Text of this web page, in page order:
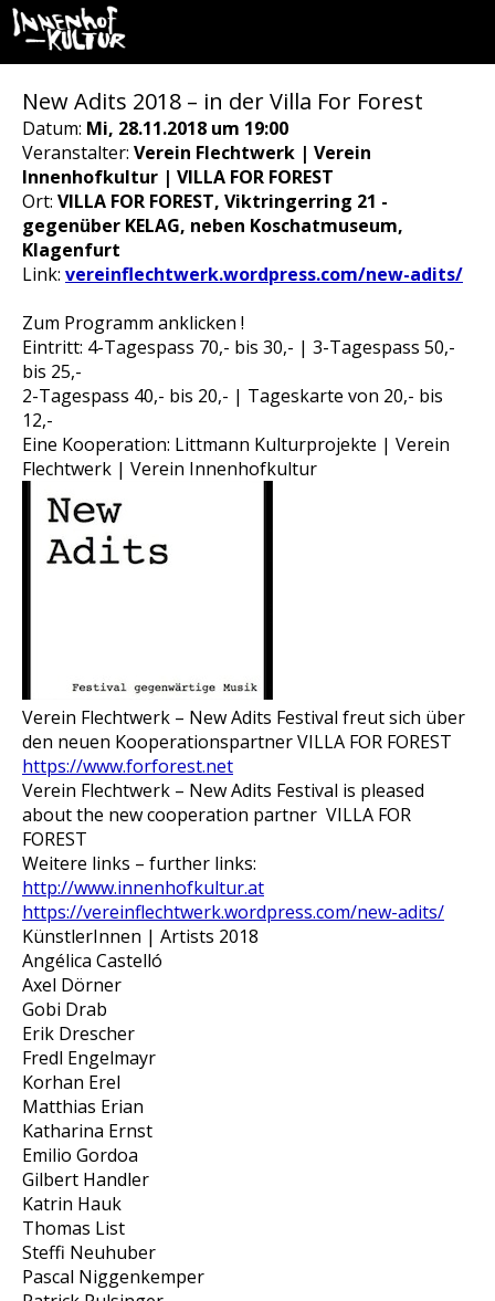
New Adits 2018 – in der Villa For Forest
Datum: Mi, 28.11.2018 um 19:00
Veranstalter: Verein Flechtwerk | Verein
Innenhofkultur | VILLA FOR FOREST
Ort: VILLA FOR FOREST, Viktringerring 21 -
gegenüber KELAG, neben Koschatmuseum,
Klagenfurt
Link: vereinflechtwerk.wordpress.com/new-adits/
Zum Programm anklicken !
Eintritt: 4-Tagespass 70,- bis 30,- | 3-Tagespass 50,-
bis 25,-
2-Tagespass 40,- bis 20,- | Tageskarte von 20,- bis
12,-
Eine Kooperation: Littmann Kulturprojekte | Verein
Flechtwerk | Verein Innenhofkultur
Verein Flechtwerk – New Adits Festival freut sich über
den neuen Kooperationspartner VILLA FOR FOREST
https://www.forforest.net
Verein Flechtwerk – New Adits Festival is pleased
about the new cooperation partner VILLA FOR
FOREST
Weitere links – further links:
http://www.innenhofkultur.at
https://vereinflechtwerk.wordpress.com/new-adits/
KünstlerInnen | Artists 2018
Angélica Castelló
Axel Dörner
Gobi Drab
Erik Drescher
Fredl Engelmayr
Korhan Erel
Matthias Erian
Katharina Ernst
Emilio Gordoa
Gilbert Handler
Katrin Hauk
Thomas List
Steffi Neuhuber
Pascal Niggenkemper